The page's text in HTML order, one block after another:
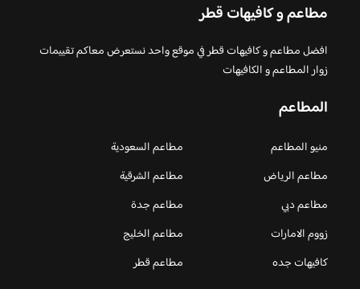
مطاعم و كافيهات قطر
افضل مطاعم و كافيهات قطر في موقع واحد نستعرض معاكم تقييمات
زوار المطاعم و الكافيهات
المطاعم
منيو المطاعم
مطاعم السعودية
مطاعم الرياض
مطاعم الشرقية
مطاعم دبي
مطاعم جدة
زووم الامارات
مطاعم الخليج
كافيهات جده
مطاعم قطر